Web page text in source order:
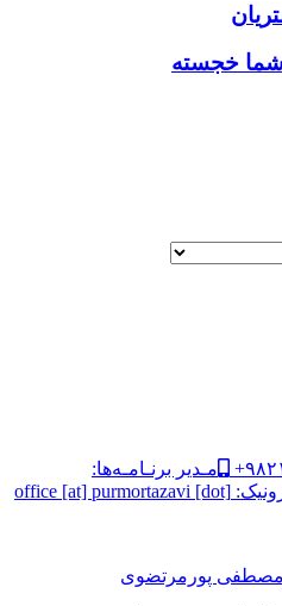
مـدیر برنـامـه‌ها:
پست الکترونیک: office [at] purmortazavi [dot]
مصطفی پورمرتضوی